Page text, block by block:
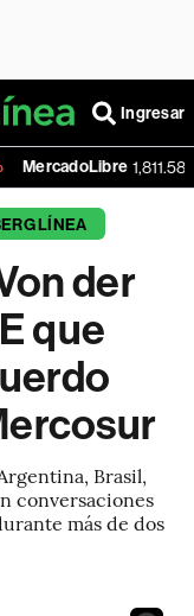
Ingresar
1,811.58 -0.70%
LÍNEA
der
que
Brasil,
conversaciones
más de dos